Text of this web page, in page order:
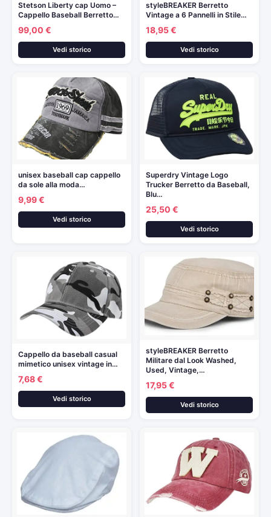
Stetson Liberty cap Uomo –
Cappello Baseball Berretto…
99,00 €
Vedi storico
styleBREAKER Berretto
Vintage a 6 Pannelli in Stile…
18,95 €
Vedi storico
unisex baseball cap cappello
da sole alla moda…
9,99 €
Vedi storico
Superdry Vintage Logo
Trucker Berretto da Baseball,
Blu…
25,50 €
Vedi storico
Cappello da baseball casual
mimetico unisex vintage in…
7,68 €
Vedi storico
styleBREAKER Berretto
Militare dal Look Washed,
Used, Vintage,…
17,95 €
Vedi storico